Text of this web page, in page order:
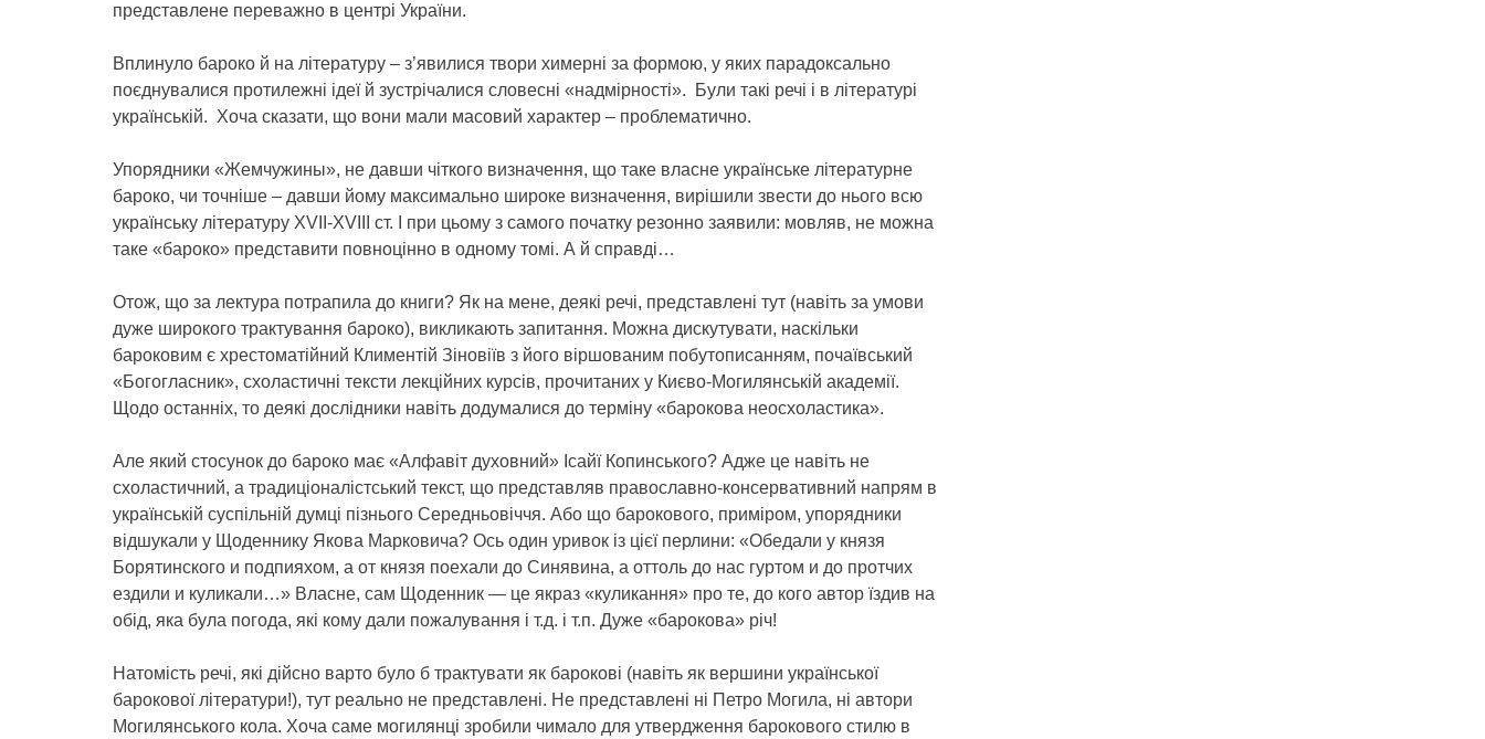
представлене переважно в центрі України.
Вплинуло бароко й на літературу – з’явилися твори химерні за формою, у яких парадоксально
поєднувалися протилежні ідеї й зустрічалися словесні «надмірності». Були такі речі і в літературі
українській. Хоча сказати, що вони мали масовий характер – проблематично.
Упорядники «Жемчужины», не давши чіткого визначення, що таке власне українське літературне
бароко, чи точніше – давши йому максимально широке визначення, вирішили звести до нього всю
українську літературу XVII-XVIII ст. І при цьому з самого початку резонно заявили: мовляв, не можна
таке «бароко» представити повноцінно в одному томі. А й справді…
Отож, що за лектура потрапила до книги? Як на мене, деякі речі, представлені тут (навіть за умови
дуже широкого трактування бароко), викликають запитання. Можна дискутувати, наскільки
бароковим є хрестоматійний Климентій Зіновіїв з його віршованим побутописанням, почаївський
«Богогласник», схоластичні тексти лекційних курсів, прочитаних у Києво-Могилянській академії.
Щодо останніх, то деякі дослідники навіть додумалися до терміну «барокова неосхоластика».
Але який стосунок до бароко має «Алфавіт духовний» Ісайї Копинського? Адже це навіть не
схоластичний, а традиціоналістський текст, що представляв православно-консервативний напрям в
українській суспільній думці пізнього Середньовіччя. Або що барокового, приміром, упорядники
відшукали у Щоденнику Якова Марковича? Ось один уривок із цієї перлини: «Обедали у князя
Борятинского и подпияхом, а от князя поехали до Синявина, а оттоль до нас гуртом и до протчих
ездили и куликали…» Власне, сам Щоденник — це якраз «куликання» про те, до кого автор їздив на
обід, яка була погода, які кому дали пожалування і т.д. і т.п. Дуже «барокова» річ!
Натомість речі, які дійсно варто було б трактувати як барокові (навіть як вершини української
барокової літератури!), тут реально не представлені. Не представлені ні Петро Могила, ні автори
Могилянського кола. Хоча саме могилянці зробили чимало для утвердження барокового стилю в